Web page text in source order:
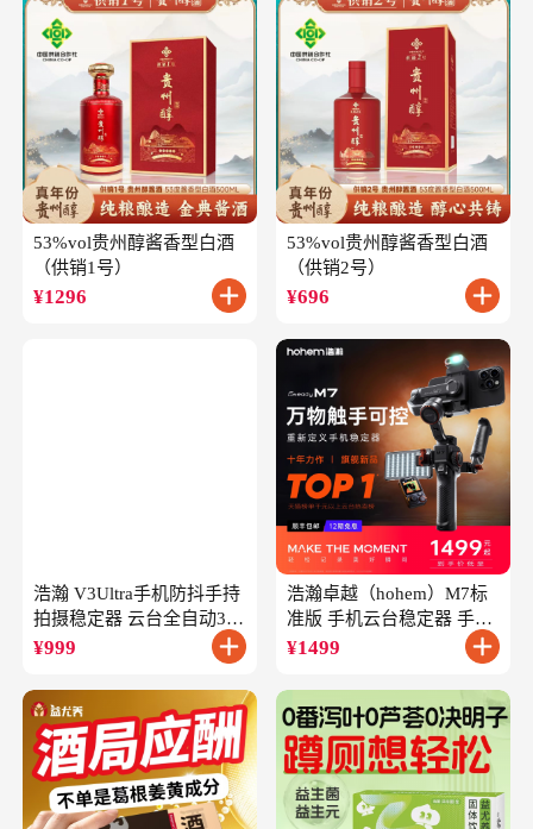
53%vol贵州醇酱香型白酒
（供销1号）
¥1296
53%vol贵州醇酱香型白酒
（供销2号）
¥696
浩瀚 V3Ultra手机防抖手持
拍摄稳定器 云台全自动360
度旋转跟拍 户外直播短视
¥999
浩瀚卓越（hohem）M7标
准版 手机云台稳定器 手持
云台正交三轴防抖 直播支
¥1499